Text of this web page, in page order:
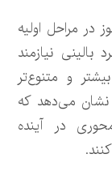
در مراحل اولیه
نیازمند
و متنوع‌تر
نشان می‌دهد که
در آینده